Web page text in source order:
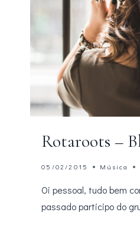
Rotaroots –
05/02/2015 Música
Oi pessoal, tudo bem
passado participo do